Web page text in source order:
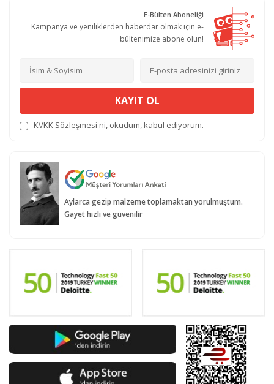
E-Bülten Aboneliği
Kampanya ve yeniliklerden haberdar olmak için e-
bültenimize abone olun!
KAYIT OL
KVKK Sözleşmesi'ni, okudum, kabul ediyorum.
Aylarca gezip malzeme toplamaktan yorulmuştum.
Gayet hızlı ve güvenilir